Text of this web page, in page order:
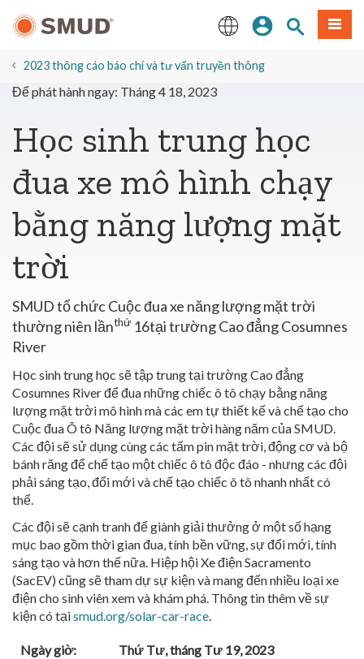
đến
dung
Đăng nhập
Tìm trangThực
2023 thông cáo báo chí và tư vấn truyền thông
Để phát hành ngay: Tháng 4 18, 2023
Học sinh trung học
đua xe mô hình chạy
bằng năng lượng mặt
trời
SMUD tổ chức Cuộc đua xe năng lượng mặt trời
thường niên lầnthứ 16tại trường Cao đẳng Cosumnes
River
Học sinh trung học sẽ tập trung tại trường Cao đẳng
Cosumnes River để đua những chiếc ô tô chạy bằng năng
lượng mặt trời mô hình mà các em tự thiết kế và chế tạo cho
Cuộc đua Ô tô Năng lượng mặt trời hàng năm của SMUD.
Các đội sẽ sử dụng cùng các tấm pin mặt trời, động cơ và bộ
bánh răng để chế tạo một chiếc ô tô độc đáo - nhưng các đội
phải sáng tạo, đổi mới và chế tạo chiếc ô tô nhanh nhất có
thể.
Các đội sẽ cạnh tranh để giành giải thưởng ở một số hạng
mục bao gồm thời gian đua, tính bền vững, sự đổi mới, tính
sáng tạo và hơn thế nữa. Hiệp hội Xe điện Sacramento
(SacEV) cũng sẽ tham dự sự kiện và mang đến nhiều loại xe
điện cho sinh viên xem và khám phá. Thông tin thêm về sự
kiện có tạismud.org/solar-car-race.
Ngày giờ:
Thứ Tư, tháng Tư 19, 2023